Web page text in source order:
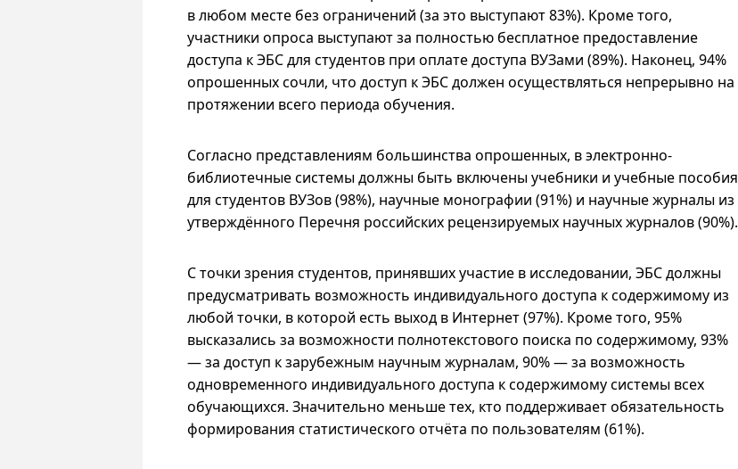
в любом месте без ограничений (за это выступают 83%). Кроме того,
участники опроса выступают за полностью бесплатное предоставление
доступа к ЭБС для студентов при оплате доступа ВУЗами (89%). Наконец, 94%
опрошенных сочли, что доступ к ЭБС должен осуществляться непрерывно на
протяжении всего периода обучения.
Согласно представлениям большинства опрошенных, в электронно-
библиотечные системы должны быть включены учебники и учебные пособия
для студентов ВУЗов (98%), научные монографии (91%) и научные журналы из
утверждённого Перечня российских рецензируемых научных журналов (90%).
С точки зрения студентов, принявших участие в исследовании, ЭБС должны
предусматривать возможность индивидуального доступа к содержимому из
любой точки, в которой есть выход в Интернет (97%). Кроме того, 95%
высказались за возможности полнотекстового поиска по содержимому, 93%
— за доступ к зарубежным научным журналам, 90% — за возможность
одновременного индивидуального доступа к содержимому системы всех
обучающихся. Значительно меньше тех, кто поддерживает обязательность
формирования статистического отчёта по пользователям (61%).